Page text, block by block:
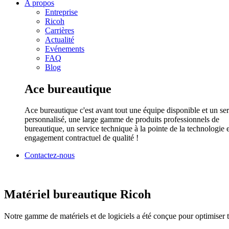
A propos
Entreprise
Ricoh
Carrières
Actualité
Evénements
FAQ
Blog
Ace bureautique
Ace bureautique c'est avant tout une équipe disponible et un
personnalisé, une large gamme de produits professionnels de
bureautique, un service technique à la pointe de la technologie
engagement contractuel de qualité !
Contactez-nous
Matériel bureautique Ricoh
Notre gamme de matériels et de logiciels a été conçue pour optimiser